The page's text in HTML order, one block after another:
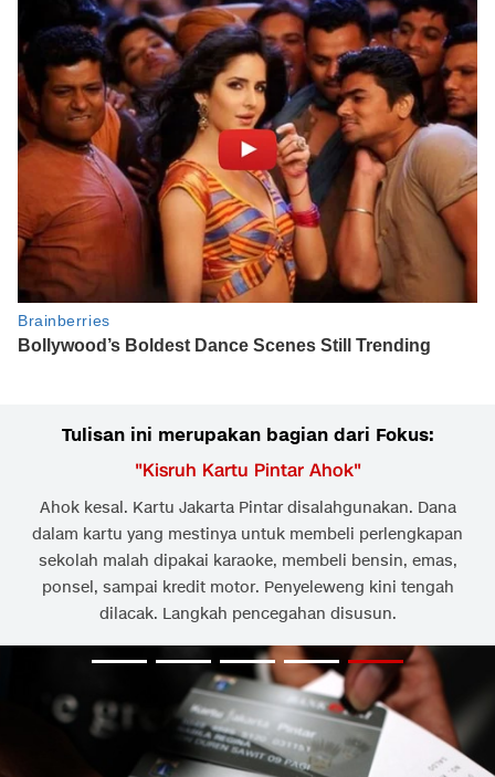
Tulisan ini merupakan bagian dari Fokus:
"Kisruh Kartu Pintar Ahok"
Ahok kesal. Kartu Jakarta Pintar disalahgunakan. Dana
dalam kartu yang mestinya untuk membeli perlengkapan
sekolah malah dipakai karaoke, membeli bensin, emas,
ponsel, sampai kredit motor. Penyeleweng kini tengah
dilacak. Langkah pencegahan disusun.